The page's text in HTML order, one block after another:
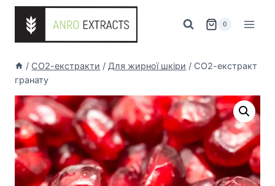
Перейти
вмісту
0
/ СО2-екстракти / Для жирної шкіри / СО2-екстракт
гранату